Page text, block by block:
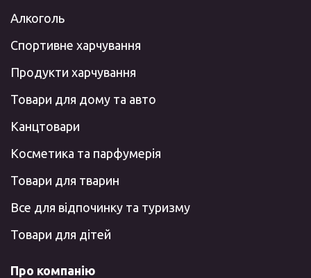
Алкоголь
Спортивне харчування
Продукти харчування
Товари для дому та авто
Канцтовари
Косметика та парфумерія
Товари для тварин
Все для відпочинку та туризму
Товари для дітей
Про компанію